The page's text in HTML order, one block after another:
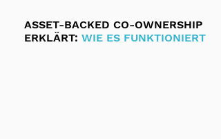
ASSET-BACKED CO-OWNERSHIP
ERKLÄRT: WIE ES FUNKTIONIERT